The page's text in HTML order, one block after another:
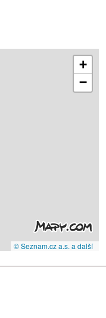
+
−
© Seznam.cz a.s. a další